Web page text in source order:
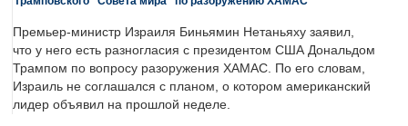
Премьер-министр Израиля Биньямин Нетаньяху заявил,
что у него есть разногласия с президентом США Дональдом
Трампом по вопросу разоружения ХАМАС. По его словам,
Израиль не соглашался с планом, о котором американский
лидер объявил на прошлой неделе.